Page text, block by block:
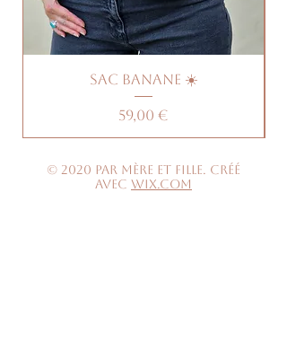
Sac banane ☀️
Prix
59,00 €
© 2020 par Mère et Fille. Créé
avec Wix.com